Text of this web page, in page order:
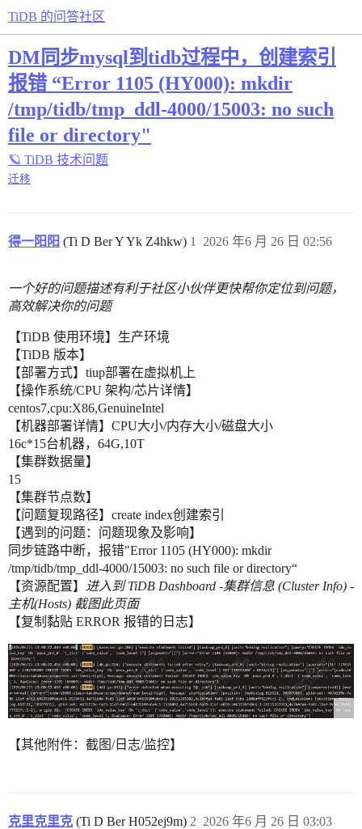
TiDB 的问答社区
DM同步mysql到tidb过程中，创建索引
报错 “Error 1105 (HY000): mkdir
/tmp/tidb/tmp_ddl-4000/15003: no such
file or directory"
🪐 TiDB 技术问题
迁移
得一阳阳 (Ti D Ber Y Yk Z4hkw) 2026 年6 月 26 日 02:56
1
一个好的问题描述有利于社区小伙伴更快帮你定位到问题，
高效解决你的问题
【TiDB 使用环境】生产环境
【TiDB 版本】
【部署方式】tiup部署在虚拟机上
【操作系统/CPU 架构/芯片详情】
centos7,cpu:X86,GenuineIntel
【机器部署详情】CPU大小/内存大小/磁盘大小
16c*15台机器，64G,10T
【集群数据量】
15
【集群节点数】
【问题复现路径】create index创建索引
【遇到的问题：问题现象及影响】
同步链路中断，报错"Error 1105 (HY000): mkdir
/tmp/tidb/tmp_ddl-4000/15003: no such file or directory“
【资源配置】
进入到 TiDB Dashboard -集群信息 (Cluster Info) -
主机(Hosts) 截图此页面
【复制黏贴 ERROR 报错的日志】
【其他附件：截图/日志/监控】
克里克里克 (Ti D Ber H052ej9m) 2026 年6 月 26 日 03:03
2